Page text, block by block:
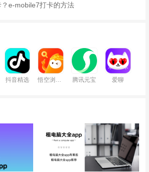
e-mobile7打卡的方法
抖音精选 悟空浏览器 腾讯元宝 爱聊